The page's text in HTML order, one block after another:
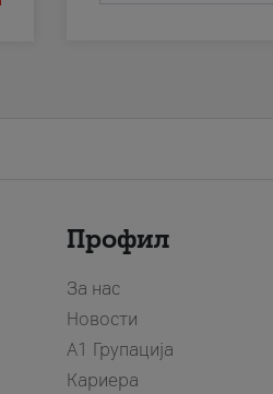
Профил
За нас
Новости
А1 Групација
Кариера